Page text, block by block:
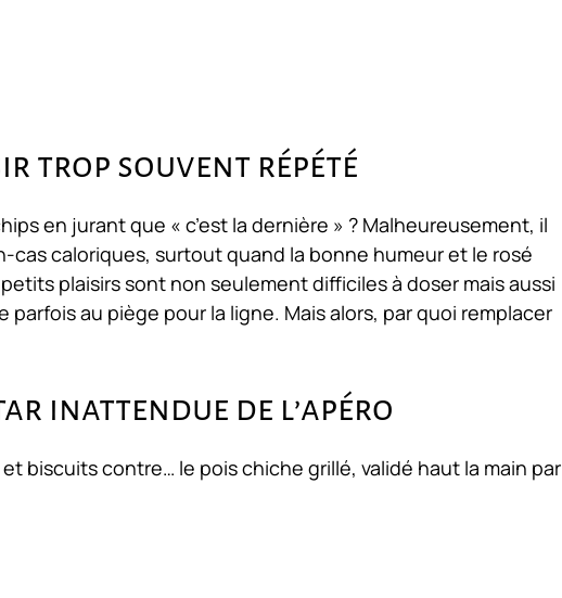
trop souvent répété
en jurant que « c’est la dernière » ? Malheureusement, il
cas caloriques, surtout quand la bonne humeur et le rosé
plaisirs sont non seulement difficiles à doser mais aussi
parfois au piège pour la ligne. Mais alors, par quoi remplacer
inattendue de l’apéro
biscuits contre… le pois chiche grillé, validé haut la main par